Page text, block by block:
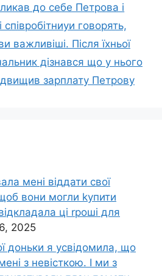
до себе Петрова і
говорять,
важливіші. Після їхньої
дізнався що у нього
зарплату Петрову
мені віддати свої
вони могли kупити
ці rроші для
2025
доньки я усвідомила, що
з невісткою. І ми з